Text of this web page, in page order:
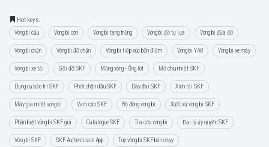
Hot keys:
Vòng bi cầu Vòng bi côn Vòng bi tang trống Vòng bi đỡ tự lựa Vòng bi đũa đỡ
Vòng bi chặn Vòng bi đỡ chặn Vòng bi tiếp xúc bốn điểm Vòng bi YAR Vòng bi xe máy
Vòng bi xe tải Gối đỡ SKF Măng xông - Ống lót Mỡ chịu nhiệt SKF
Dụng cụ bảo trì SKF Phớt chặn dầu SKF Dây đai SKF Xích tải SKF
Máy gia nhiệt vòng bi Vam cảo SKF Bộ đóng vòng bi Xuất xứ vòng bi SKF
Phân biệt vòng bi SKF giả Catalogue SKF Tra cứu vòng bi Đại lý ủy quyền SKF
Vòng bi SKF SKF Authenticate App Top vòng bi SKF bán chạy